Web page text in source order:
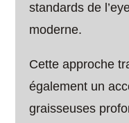
standards de
moderne.
Cette approche
également un
graisseuses